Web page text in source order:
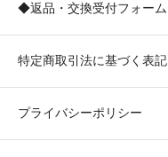
◆返品・交換受付フォーム
特定商取引法に基づく表記
プライバシーポリシー